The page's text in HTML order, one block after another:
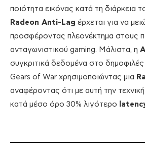
ποιότητα εικόνας κατά τη διάρκεια
Radeon Anti-Lag έρχεται για να
προσφέροντας πλεονέκτημα στους
ανταγωνιστικού gaming. Μάλιστα, η
συγκριτικά δεδομένα στο
Gears of War χρησιμοποιώντας μια
αναφέροντας ότι με αυτή την
κατά μέσο όρο 30% λιγότερο